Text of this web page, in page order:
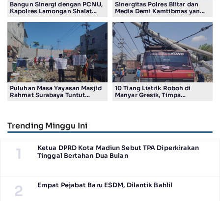
Bangun Sinergi dengan PCNU,
Kapolres Lamongan Shalat
Pengurus
Sinergitas Polres Blitar dan
Media Demi Kamtibmas yang
Puluhan Masa Yayasan Masjid
Rahmat Surabaya Tuntut
10 Tiang Listrik Roboh di
Manyar Gresik, Timpa
Trending Minggu Ini
1
Ketua DPRD Kota Madiun Sebut TPA Diperkirakan
Tinggal Bertahan Dua Bulan
2 Empat Pejabat Baru ESDM, Dilantik Bahlil